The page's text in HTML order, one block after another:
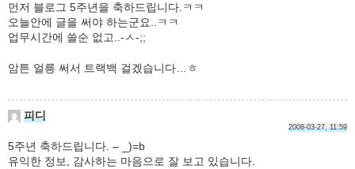
먼저 블로그 5주년을 축하드립니다.ㅋㅋ
오늘안에 글을 써야 하는군요..ㅋㅋ
업무시간에 쓸순 없고..-ㅅ-;;
암튼 얼릉 써서 트랙백 걸겠습니다…ㅎ
피디
2008-03-27, 11:59
5주년 축하드립니다. – _)=b
유익한 정보, 감사하는 마음으로 잘 보고 있습니다.